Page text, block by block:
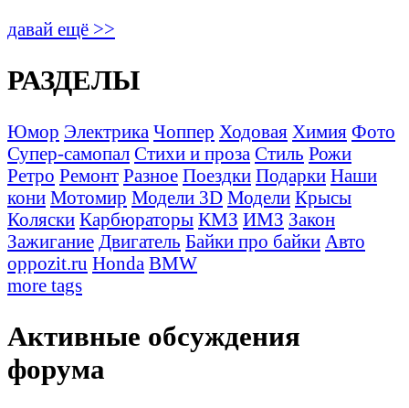
давай ещё >>
РАЗДЕЛЫ
Юмор Электрика Чоппер Ходовая Химия Фото
Супер-самопал Стихи и проза Стиль Рожи
Ретро Ремонт Разное Поездки Подарки Наши
кони Мотомир Модели 3D Модели Крысы
Коляски Карбюраторы КМЗ ИМЗ Закон
Зажигание Двигатель Байки про байки Авто
oppozit.ru Honda BMW
more tags
Активные обсуждения
форума